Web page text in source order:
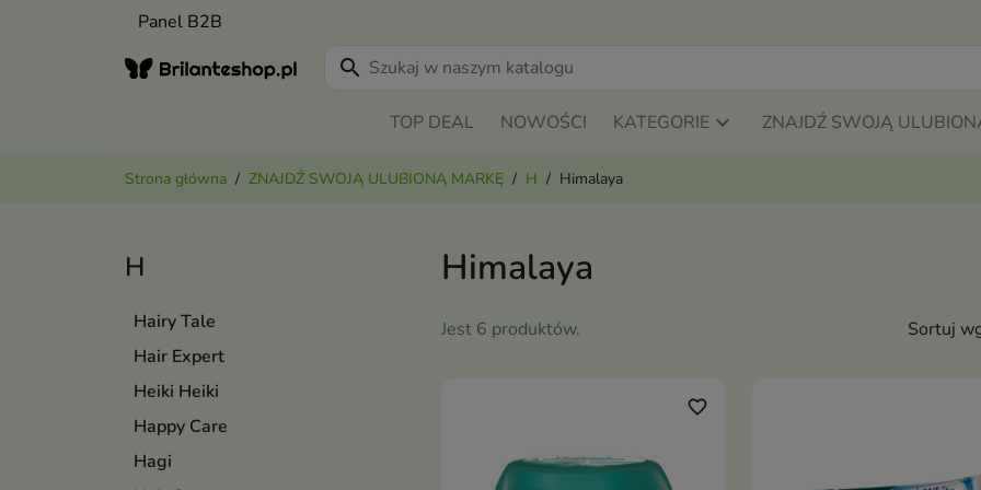
Panel B2B
search
TOP DEAL NOWOŚCI KATEGORIE ZNAJDŹ SWOJĄ
Strona główna ZNAJDŹ SWOJĄ ULUBIONĄ MARKĘ H Himalaya
H
Hairy Tale
Hair Expert
Heiki Heiki
Happy Care
Hagi
Himalaya
Jest 6 produktów. Sortuj
favorite_border